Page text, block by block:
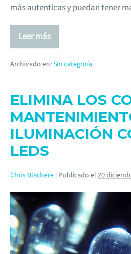
màs autenticas y puedan tener
Leer más
Archivado en:Sin categoría
ELIMINA LOS
ILUMINACIÓN
LEDS
Chris Blachere | Publicado el 20